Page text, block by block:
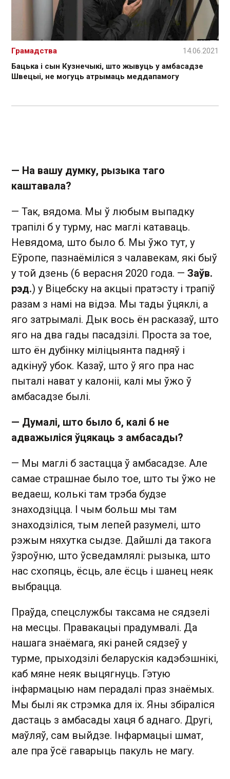
Бацька і сын Кузнечыкі, што жывуць у амбасадзе
Швецыі, не могуць атрымаць меддапамогу
Грамадства 14.06.2021
— На вашу думку, рызыка таго
каштавала?
— Так, вядома. Мы ў любым выпадку
трапілі б у турму, нас маглі катаваць.
Невядома, што было б. Мы ўжо тут, у
Еўропе, пазнаёміліся з чалавекам, які быў
у той дзень (6 верасня 2020 года. — Заўв.
рэд.) у Віцебску на акцыі пратэсту і трапіў
разам з намі на відэа. Мы тады ўцяклі, а
яго затрымалі. Дык вось ён расказаў, што
яго на два гады пасадзілі. Проста за тое,
што ён дубінку міліцыянта падняў і
адкінуў убок. Казаў, што ў яго пра нас
пыталі нават у калоніі, калі мы ўжо ў
амбасадзе былі.
— Думалі, што было б, калі б не
адважыліся ўцякаць з амбасады?
— Мы маглі б застацца ў амбасадзе. Але
самае страшнае было тое, што ты ўжо не
ведаеш, колькі там трэба будзе
знаходзіцца. І чым больш мы там
знаходзіліся, тым лепей разумелі, што
рэжым няхутка сыдзе. Дайшлі да такога
ўзроўню, што ўсведамлялі: рызыка, што
нас схопяць, ёсць, але ёсць і шанец неяк
выбрацца.
Праўда, спецслужбы таксама не сядзелі
на месцы. Правакацыі прадумвалі. Да
нашага знаёмага, які раней сядзеў у
турме, прыходзілі беларускія кадэбэшнікі,
каб мяне неяк выцягнуць. Гэтую
інфармацыю нам перадалі праз знаёмых.
Мы былі як стрэмка для іх. Яны збіраліся
дастаць з амбасады хаця б аднаго. Другі,
маўляў, сам выйдзе. Інфармацыі шмат,
але пра ўсё гаварыць пакуль не магу.